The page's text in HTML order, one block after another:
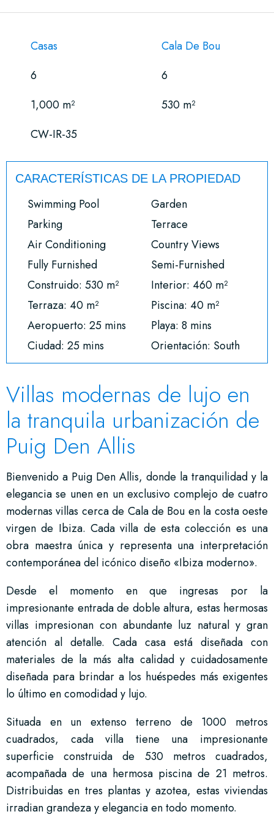
Casas
Cala De Bou
6
6
1,000 m²
530 m²
CW-IR-35
CARACTERÍSTICAS DE LA PROPIEDAD
Swimming Pool
Garden
Parking
Terrace
Air Conditioning
Country Views
Fully Furnished
Semi-Furnished
Construido: 530 m²
Interior: 460 m²
Terraza: 40 m²
Piscina: 40 m²
Aeropuerto: 25 mins
Playa: 8 mins
Ciudad: 25 mins
Orientación: South
Villas modernas de lujo en
la tranquila urbanización de
Puig Den Allis
Bienvenido a Puig Den Allis, donde la tranquilidad y la
elegancia se unen en un exclusivo complejo de cuatro
modernas villas cerca de Cala de Bou en la costa oeste
virgen de Ibiza. Cada villa de esta colección es una
obra maestra única y representa una interpretación
contemporánea del icónico diseño «Ibiza moderno».
Desde el momento en que ingresas por la
impresionante entrada de doble altura, estas hermosas
villas impresionan con abundante luz natural y gran
atención al detalle. Cada casa está diseñada con
materiales de la más alta calidad y cuidadosamente
diseñada para brindar a los huéspedes más exigentes
lo último en comodidad y lujo.
Situada en un extenso terreno de 1000 metros
cuadrados, cada villa tiene una impresionante
superficie construida de 530 metros cuadrados,
acompañada de una hermosa piscina de 21 metros.
Distribuidas en tres plantas y azotea, estas viviendas
irradian grandeza y elegancia en todo momento.